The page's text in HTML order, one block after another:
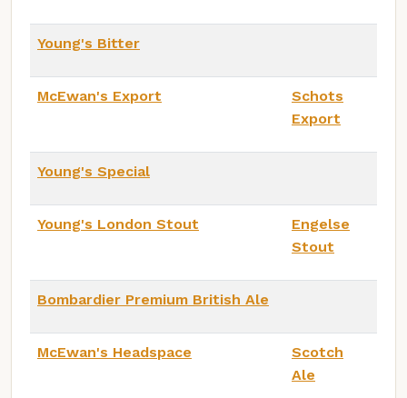
Young's Bitter
McEwan's Export
Schots
Export
Young's Special
Young's London Stout
Engelse
Stout
Bombardier Premium British Ale
McEwan's Headspace
Scotch
Ale